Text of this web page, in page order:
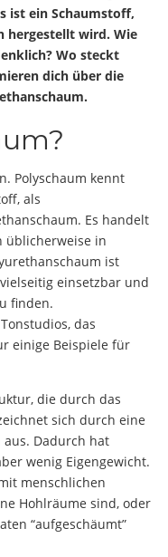
ist ein Schaumstoff,
hergestellt wird. Wie
Wo steckt
dich über die
Polyschaum kennt
als
Es handelt
üblicherweise in
ist
einsetzbar und
finden.
das
einige Beispiele für
die durch das
sich durch eine
Dadurch hat
wenig Eigengewicht.
menschlichen
Hohlräume sind, oder
“aufgeschäumt”